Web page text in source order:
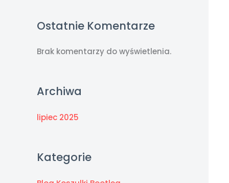
Ostatnie Komentarze
Brak komentarzy do wyświetlenia.
Archiwa
lipiec 2025
Kategorie